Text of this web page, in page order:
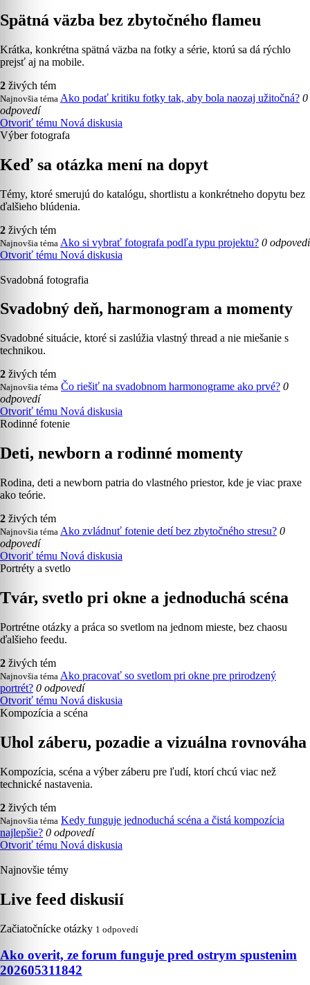
Spätná väzba bez zbytočného flameu
Krátka, konkrétna spätná väzba na fotky a série, ktorú sa dá rýchlo
prejsť aj na mobile.
2 živých tém
Najnovšia téma Ako podať kritiku fotky tak, aby bola naozaj užitočná? 0
odpovedí
Otvoriť tému Nová diskusia
Výber fotografa
Keď sa otázka mení na dopyt
Témy, ktoré smerujú do katalógu, shortlistu a konkrétneho dopytu bez
ďalšieho blúdenia.
2 živých tém
Najnovšia téma Ako si vybrať fotografa podľa typu projektu? 0 odpovedí
Otvoriť tému Nová diskusia
Svadobná fotografia
Svadobný deň, harmonogram a momenty
Svadobné situácie, ktoré si zaslúžia vlastný thread a nie miešanie s
technikou.
2 živých tém
Najnovšia téma Čo riešiť na svadobnom harmonograme ako prvé? 0
odpovedí
Otvoriť tému Nová diskusia
Rodinné fotenie
Deti, newborn a rodinné momenty
Rodina, deti a newborn patria do vlastného priestor, kde je viac praxe
ako teórie.
2 živých tém
Najnovšia téma Ako zvládnuť fotenie detí bez zbytočného stresu? 0
odpovedí
Otvoriť tému Nová diskusia
Portréty a svetlo
Tvár, svetlo pri okne a jednoduchá scéna
Portrétne otázky a práca so svetlom na jednom mieste, bez chaosu
ďalšieho feedu.
2 živých tém
Najnovšia téma Ako pracovať so svetlom pri okne pre prirodzený
portrét? 0 odpovedí
Otvoriť tému Nová diskusia
Kompozícia a scéna
Uhol záberu, pozadie a vizuálna rovnováha
Kompozícia, scéna a výber záberu pre ľudí, ktorí chcú viac než
technické nastavenia.
2 živých tém
Najnovšia téma Kedy funguje jednoduchá scéna a čistá kompozícia
najlepšie? 0 odpovedí
Otvoriť tému Nová diskusia
Najnovšie témy
Live feed diskusií
Začiatočnícke otázky 1 odpovedí
Ako overit, ze forum funguje pred ostrym spustenim
202605311842